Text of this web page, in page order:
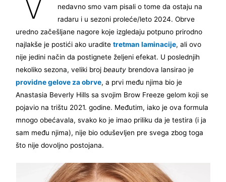
nedavno smo vam pisali o tome da ostaju na
radaru i u sezoni proleće/leto 2024. Obrve
uredno začešljane nagore koje izgledaju potpuno prirodno
najlakše je postići ako uraditetretman laminacije, ali ovo
nije jedini način da postignete željeni efekat. U poslednjih
nekoliko sezona, veliki brojbeauty brendova lansirao je
providne gelove za obrve, a prvi među njima bio je
Anastasia Beverly Hills sa svojim Brow Freeze gelom koji se
pojavio na trištu 2021. godine. Međutim, iako je ova formula
mnogo obećavala, svako ko je imao priliku da je testira (i ja
sam među njima), nije bio oduševljen pre svega zbog toga
što nije dovoljno postojana.